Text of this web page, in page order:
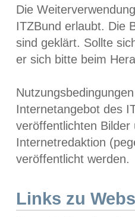
Die
ITZBund erlaubt. Die
sind geklärt. Sollte
er sich bitte beim
Internetangebot des
veröffentlichten
Internetredaktion
veröffentlicht werden.
Links zu